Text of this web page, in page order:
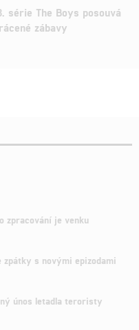
série The Boys posouvá
zábavy
zpracování je venku
s novými epizodami
únos letadla teroristy